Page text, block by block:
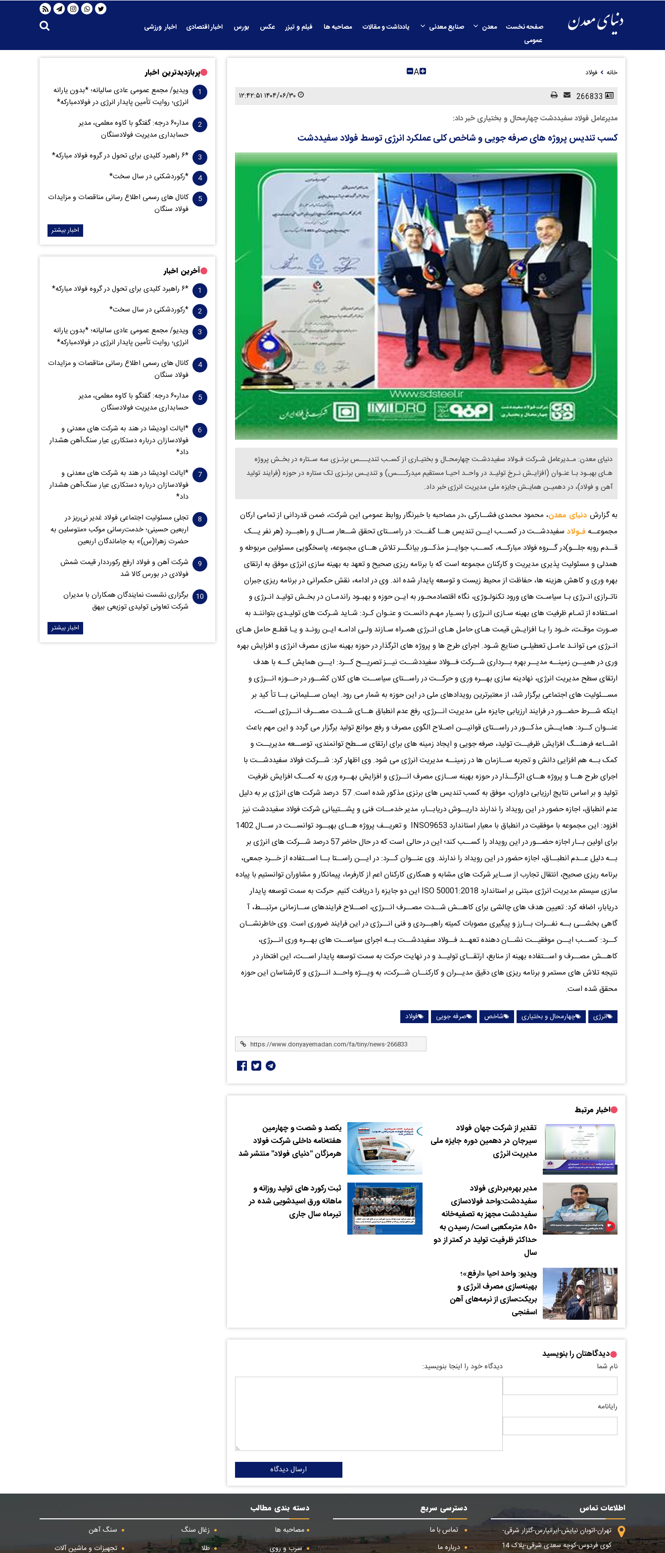
صفحه نخست معدن صنایع معدنی یادداشت و مقالات مصاحبه ها فیلم و تیزر عکس بورس اخبار اقتصادی
اخبار ورزشی
عمومی
خانه فولاد A
۱۴۰۴/۰۶/۳۰ ۱۲:۴۲:۵۱
مدیرعامل فولاد سفیددشت چهارمحال و بختیاری خبر داد:
کسب تندیس پروژه های صرفه جویی و شاخص کلی عملکرد انرژی توسط فولاد سفیددشت
دنیای معدن: مـدیرعامل شـرکت فـولاد سفیددشـت چهارمحـال و بختیـاری از کسـب تندیـــس برنـزی سه سـتاره در بخـش پروژه
هـای بهبـود بـا عنـوان (افزایـش نـرخ تولیـد در واحـد احیـا مستقیم میدرکـــس) و تندیـس برنـزی تک ستاره در حوزه (فرایند تولید
آهن و فولاد)، در دهمیـن همایـش جایزه ملی مدیریت انرژی خبر داد.
به گزارش دنیای معدن، محمود محمدی فشــارکی ،در مصاحبه با خبرنگار روابط عمومی این شرکت، ضمن قدردانی از تمامی ارکان
مجموعــه فـولاد سفیددشــت در کســب ایــن تندیس هــا گفــت: در راســتای تحقق شــعار ســال و راهبــرد (هر نفر یــک
قــدم روبه جلــو)در گــروه فولاد مبارکــه، کســب جوایــز مذکــور بیانگــر تلاش هــای مجموعه، پاسخگویی مسئولین مربوطه و
همدلی و مسئولیت پذیری مدیریت و کارکنان مجموعه است که با برنامه ریزی صحیح و تعهد به بهینه سازی انرژی موفق به ارتقای
بهره وری و کاهش هزینه ها، حفاظت از محیط زیست و توسعه پایدار شده اند. وی در ادامه، نقش حکمرانی در برنامه ریزی جبران
ناتـرازی انـرژی بـا سیاسـت های ورود تکنولـوژی، نگاه اقتصادمحـور به ایـن حوزه و بهبـود راندمـان در بخـش تولیـد انـرژی و
اسـتفاده از تمـام ظرفیت های بهینه سـازی انـرژی را بسـیار مهـم دانسـت و عنـوان کـرد: شـاید شـرکت های تولیـدی بتواننـد به
صـورت موقـت، خـود را بـا افزایـش قیمت هـای حامل هـای انـرژی همـراه سـازند ولـی ادامـه ایـن رونـد و یـا قطـع حامل هـای
انـرژی می توانـد عامـل تعطیلـی صنایع شـود. اجرای طرح ها و پروژه های اثرگذار در حوزه بهینه سازی مصرف انرژی و افزایش بهره
وری در همیــن زمینــه مدیــر بهره بــرداری شــرکت فــولاد سفیددشــت نیــز تصریــح کــرد: ایــن همایش کــه با هدف
ارتقای سطح مدیریت انرژی، نهادینه سازی بهــره وری و حرکــت در راســتای سیاســت های کلان کشــور در حــوزه انــرژی و
مســئولیت های اجتماعی برگزار شد، از معتبرترین رویدادهای ملی در این حوزه به شمار می رود. ایمان ســلیمانی بــا تأ کید بر
اینکه شــرط حضــور در فرایند ارزیابی جایزه ملی مدیریت انــرژی، رفع عدم انطباق هــای شــدت مصــرف انــرژی اســت،
عنــوان کــرد: همایــش مذکــور در راســتای قوانیــن اصـلاح الگوی مصرف و رفع موانع تولید برگزار می گردد و این مهم باعث
اشــاعه فرهنــگ افزایش ظرفیــت تولید، صرفه جویی و ایجاد زمینه های برای ارتقای ســطح توانمندی، توســعه مدیریــت و
کمک بــه هم افزایی دانش و تجربه ســازمان ها در زمینــه مدیریت انرژی می شود. وی اظهار کرد: شــرکت فولاد سفیددشــت با
اجرای طرح هــا و پروژه هــای اثرگــذار در حوزه بهینه ســازی مصرف انــرژی و افزایش بهــره وری به کمــک افزایش ظرفیت
تولید و بر اساس نتایج ارزیابی داوران، موفق به کسب تندیس های برنزی مذکور شده است. 57 درصد شرکت های انرژی بر به دلیل
عدم انطباق، اجازه حضور در این رویداد را ندارند داریــوش دریابــار، مدیر خدمــات فنی و پشــتیبانی شرکت فولاد سفیددشت نیز
افزود: این مجموعه با موفقیت در انطباق با معیار استاندارد INSO9653 و تعریــف پروژه هــای بهبــود توانســت در ســال 1402
برای اولین بــار اجازه حضــور در این رویداد را کســب کند؛ این در حالی است که در حال حاضر 57 درصد شــرکت های انرژی بر
بــه دلیل عــدم انطبــاق، اجازه حضور در این رویداد را ندارند. وی عنــوان کــرد: در ایــن راســتا بــا اســتفاده از خــرد جمعی،
برنامه ریزی صحیح، انتقال تجارب از ســایر شرکت های مشابه و همکاری کارکنان اعم از کارفرما، پیمانکار و مشاوران توانستیم با پیاده
سازی سیستم مدیریت انرژی مبتنی بر استاندارد 50001:2018 ISO این دو جایزه را دریافت کنیم. حرکت به سمت توسعه پایدار
دریابار، اضافه کرد: تعیین هدف های چالشی برای کاهــش شــدت مصــرف انــرژی، اصــلاح فرایندهای ســازمانی مرتبــط، آ
گاهی بخشــی بــه نفــرات بــارز و پیگیری مصوبات کمیته راهبــردی و فنی انــرژی در این فرایند ضروری است. وی خاطرنشــان
کــرد: کســب ایــن موفقیــت نشــان دهنده تعهــد فــولاد سفیددشــت بــه اجرای سیاســت های بهــره وری انــرژی،
کاهــش مصــرف و اســتفاده بهینه از منابع، ارتقــای تولیــد و در نهایت حرکت به سمت توسعه پایدار اســت، این افتخار در
نتیجه تلاش های مستمر و برنامه ریزی های دقیق مدیــران و کارکنــان شــرکت، به ویــژه واحــد انــرژی و کارشناسان این حوزه
محقق شده است.
انرژی چهارمحال و بختیاری شاخص صرفه جویی فولاد
اخبار مرتبط
تقدیر از شرکت جهان فولاد
سیرجان در دهمین دوره جایزه ملی
مدیریت انرژی
یکصد و شصت و چهارمین
هفته‌نامه داخلی شرکت فولاد
هرمزگان "دنیای فولاد" منتشر شد
مدیر بهره‌برداری فولاد
سفیددشت:واحد فولادسازی
سفیددشت مجهز به تصفیه‌خانه
۸۵۰ مترمکعبی است/ رسیدن به
حداکثر ظرفیت تولید در کمتر از دو
سال
ثبت رکورد های تولید روزانه و
ماهانه ورق اسیدشویی شده در
تیرماه سال جاری
ویدیو: واحد احیا «ارفع»؛
بهینه‌سازی مصرف انرژی و
بریکت‌سازی از نرمه‌های آهن
اسفنجی
دیدگاهتان را بنویسید
نام شما
رایانامه
دیدگاه خود را اینجا بنویسید:
ارسال دیدگاه
پربازدیدترین اخبار
ویدیو/ مجمع عمومی عادی سالیانه؛ *بدون یارانه
انرژی؛ روایت تأمین پایدار انرژی در فولادمبارکه*
مدار‌۶٠ درجه: گفتگو با کاوه معلمی، مدیر
حسابداری مدیریت فولادسنگان
*۶ راهبرد کلیدی برای تحول در گروه فولاد مبارکه*
*رکوردشکنی در سال سخت*
کانال های رسمی اطلاع رسانی مناقصات و مزایدات
فولاد سنگان
اخبار بیشتر
آخرین اخبار
*۶ راهبرد کلیدی برای تحول در گروه فولاد مبارکه*
*رکوردشکنی در سال سخت*
ویدیو/ مجمع عمومی عادی سالیانه؛ *بدون یارانه
انرژی؛ روایت تأمین پایدار انرژی در فولادمبارکه*
کانال های رسمی اطلاع رسانی مناقصات و مزایدات
فولاد سنگان
مدار‌۶٠ درجه: گفتگو با کاوه معلمی، مدیر
حسابداری مدیریت فولادسنگان
*ایالت اودیشا در هند به شرکت های معدنی و
فولادسازان درباره دستکاری عیار سنگ‌آهن هشدار
داد*
*ایالت اودیشا در هند به شرکت های معدنی و
فولادسازان درباره دستکاری عیار سنگ‌آهن هشدار
داد*
تجلی مسئولیت اجتماعی فولاد غدیر نی‌ریز در
اربعین حسینی؛ خدمت‌رسانی موکب «متوسلین به
حضرت زهرا(س)» به جاماندگان اربعین
شرکت آهن و فولاد ارفع رکورددار قیمت شمش
فولادی در بورس کالا شد
برگزاری نشست نمایندگان همکاران با مدیران
شرکت تعاونی تولیدی توزیعی بیهق
اخبار بیشتر
اطلاعات تماس
تهران-اتوبان نیایش-ایرانپارس-گلزار شرقی-
کوی فردوس-کوچه سعدی شرقی-پلاک 14
دسترسی سریع
تماس با ما
درباره ما
دسته بندی مطالب
مصاحبه ها
زغال سنگ
سنگ آهن
سرب و روی
طلا تجهیزات و ماشین آلات